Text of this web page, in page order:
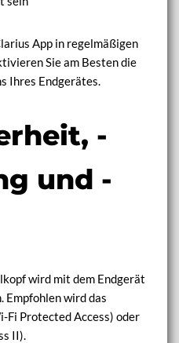
App in regelmäßigen
Sie am Besten die
Ihres Endgerätes.
-
und -
wird mit dem Endgerät
Empfohlen wird das
Fi Protected Access) oder
II).